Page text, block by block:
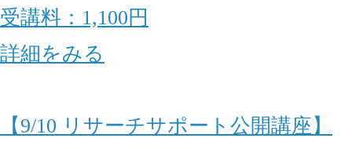
受講料：1,100円
詳細をみる
【9/10 リサーチサポート公開講座】